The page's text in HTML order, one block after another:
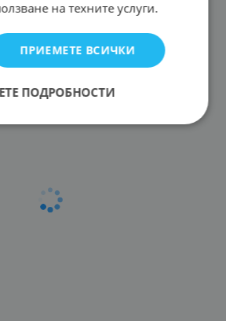
на техните услуги.
ПРИЕМЕТЕ ВСИЧКИ
ПОДРОБНОСТИ